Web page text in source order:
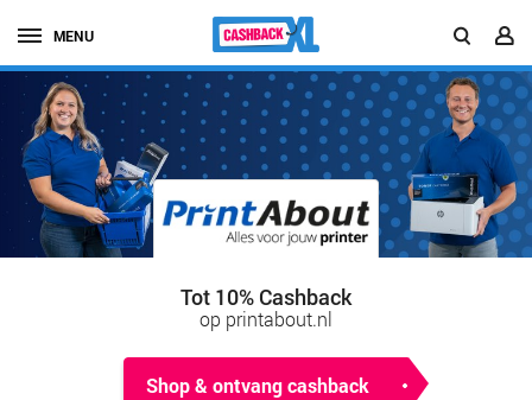
MENU
Tot 10% Cashback
op printabout.nl
Shop & ontvang cashback